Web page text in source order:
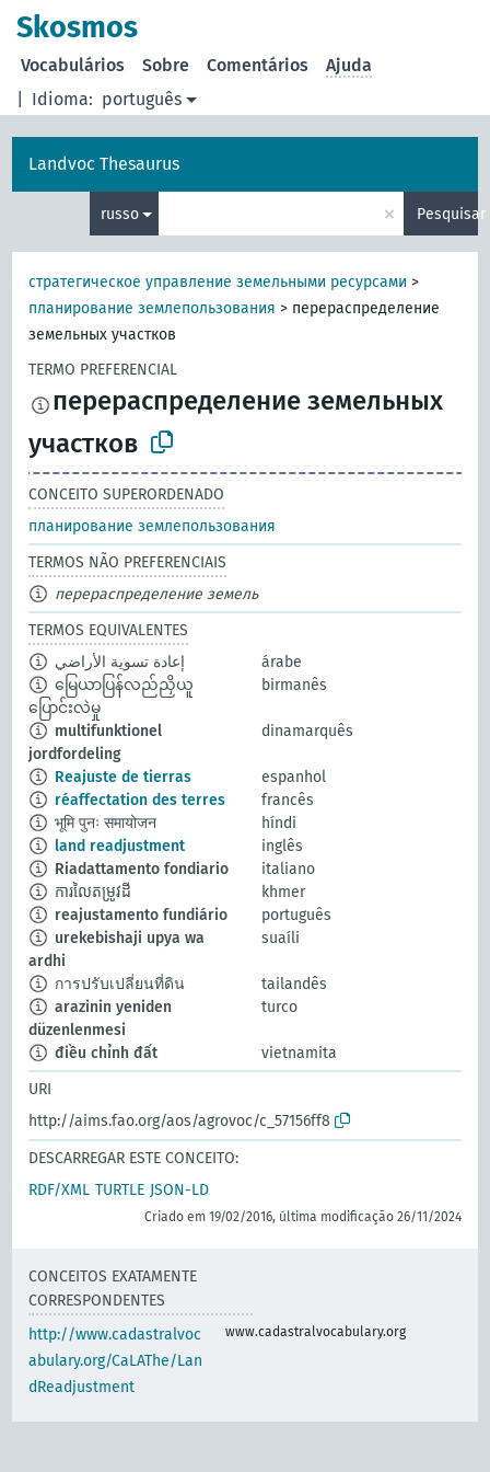
principal
Skosmos
Idioma: português
Vocabulários Sobre Comentários Ajuda
Landvoc Thesaurus
russo × Pesquisar
стратегическое управление земельными ресурсами >
планирование землепользования > перераспределение
земельных участков
TERMO PREFERENCIAL
перераспределение земельных
участков
CONCEITO SUPERORDENADO
планирование землепользования
TERMOS NÃO PREFERENCIAIS
перераспределение земель
TERMOS EQUIVALENTES
إعادة تسوية الأراضي
árabe
မြေယာပြန်လည်ညှိယူ
ပြောင်းလဲမှု
birmanês
multifunktionel
jordfordeling
dinamarquês
Reajuste de tierras
espanhol
réaffectation des terres
francês
भूमि पुनः समायोजन
híndi
land readjustment
inglês
Riadattamento fondiario
italiano
ការលៃតម្រូវដី
khmer
reajustamento fundiário
português
urekebishaji upya wa
ardhi
suaíli
การปรับเปลี่ยนที่ดิน
tailandês
arazinin yeniden
düzenlenmesi
turco
điều chỉnh đất
vietnamita
URI
http://aims.fao.org/aos/agrovoc/c_57156ff8
DESCARREGAR ESTE CONCEITO:
RDF/XML TURTLE JSON-LD
Criado em 19/02/2016, última modificação 26/11/2024
CONCEITOS EXATAMENTE
CORRESPONDENTES
http://www.cadastralvoc
abulary.org/CaLAThe/Lan
dReadjustment
www.cadastralvocabulary.org